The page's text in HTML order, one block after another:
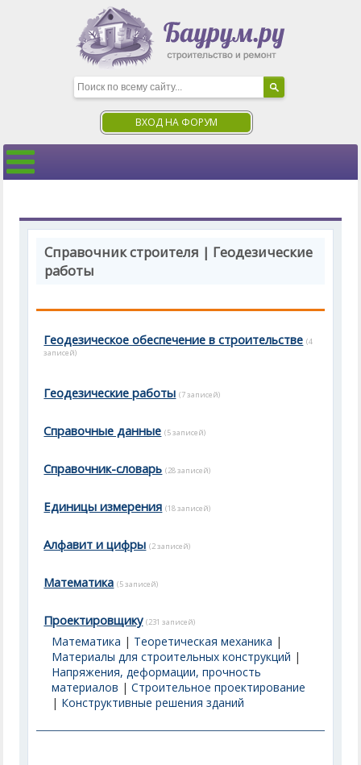
ВХОД НА ФОРУМ
Справочник строителя | Геодезические
работы
Геодезическое обеспечение в строительстве (4
записей)
Геодезические работы (7 записей)
Справочные данные (5 записей)
Справочник-словарь (28 записей)
Единицы измерения (18 записей)
Алфавит и цифры (2 записей)
Математика (5 записей)
Проектировщику (231 записей)
Математика | Теоретическая механика |
Материалы для строительных конструкций |
Напряжения, деформации, прочность
материалов |Строительное проектирование
| Конструктивные решения зданий